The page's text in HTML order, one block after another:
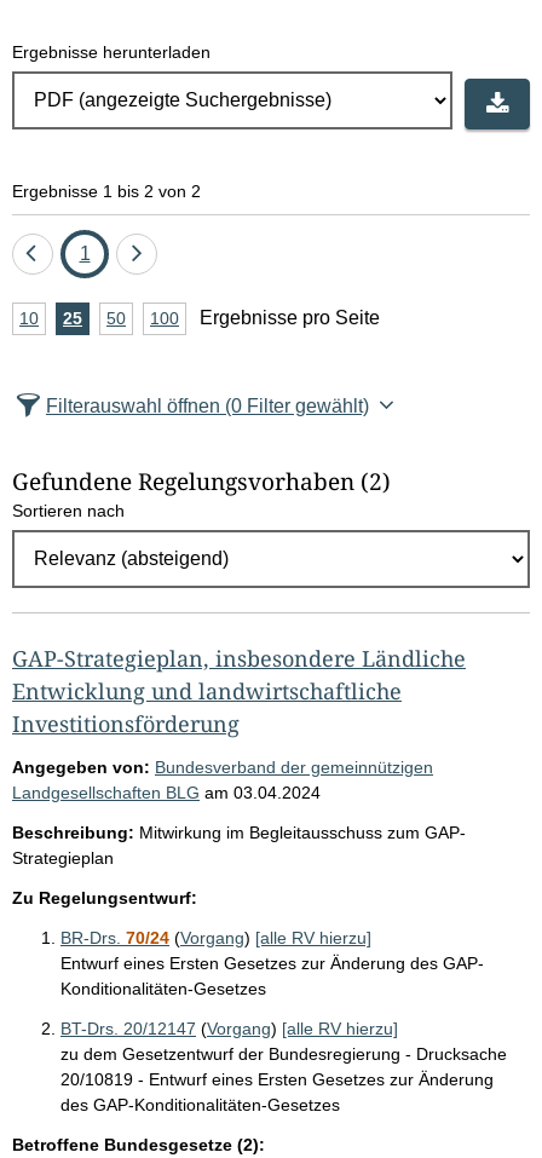
Ergebnisse herunterladen
Ergebnisse 1 bis 2 von 2
Eine
zurück
Seite
1
Eine
vor
A
z
l
E
g
e
b
n
i
s
s
e
p
r
10Ergebnisse
25Ergebnisse
50Ergebnisse
100Ergebnisse
Ergebnisse pro Seite
Filterauswahl öffnen (0 Filter gewählt)
Gefundene Regelungsvorhaben (2)
Sortieren nach
GAP-Strategieplan, insbesondere Ländliche
Entwicklung und landwirtschaftliche
Investitionsförderung
Angegeben von: Bundesverband der gemeinnützigen
Landgesellschaften BLG am 03.04.2024
Beschreibung: Mitwirkung im Begleitausschuss zum GAP-
Strategieplan
Zu Regelungsentwurf:
BR-Drs. 70/24 (Vorgang) [alle RV hierzu]
Entwurf eines Ersten Gesetzes zur Änderung des GAP-
Konditionalitäten-Gesetzes
BT-Drs. 20/12147 (Vorgang) [alle RV hierzu]
zu dem Gesetzentwurf der Bundesregierung - Drucksache
20/10819 - Entwurf eines Ersten Gesetzes zur Änderung
des GAP-Konditionalitäten-Gesetzes
Betroffene Bundesgesetze (2):